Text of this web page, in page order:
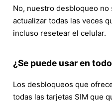
No, nuestro desbloqueo
actualizar todas las veces
incluso resetear el celular.
¿Se puede usar en
Los desbloqueos que
todas las tarjetas SIM que